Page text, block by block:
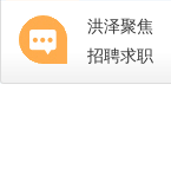
洪泽聚焦
招聘求职